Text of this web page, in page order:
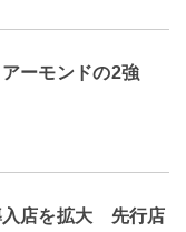
アーモンドの2強
入店を拡大 先行店